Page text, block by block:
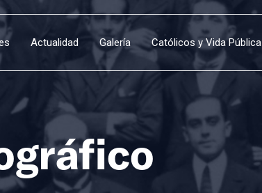
Actualidad Galería Católicos y Vida Pública